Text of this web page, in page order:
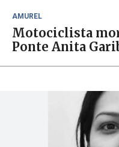
AMUREL
Motociclista
Ponte Anita